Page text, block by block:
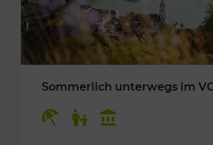
Sommerlich unterwegs im